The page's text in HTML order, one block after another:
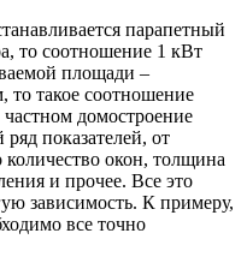
парапетный
то соотношение 1 кВт
площади –
то такое соотношение
домостроение
показателей, от
количество окон, толщина
и прочее. Все это
зависимость. К примеру,
все точно